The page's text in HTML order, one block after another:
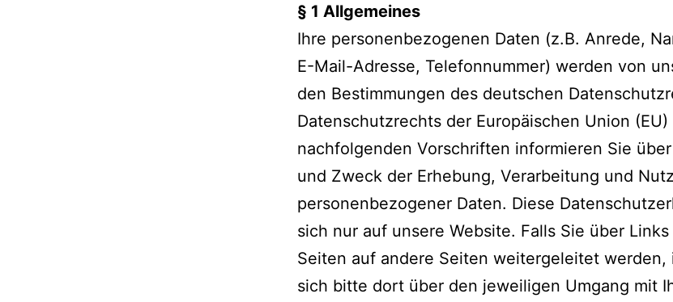
§ 1 Allgemeines
Ihre personenbezogenen Daten (z.B. Anrede,
E-Mail-Adresse, Telefonnummer) werden von
den Bestimmungen des deutschen
Datenschutzrechts der Europäischen Union
nachfolgenden Vorschriften informieren Sie
und Zweck der Erhebung, Verarbeitung und
personenbezogener Daten. Diese
sich nur auf unsere Website. Falls Sie über
Seiten auf andere Seiten weitergeleitet werden,
sich bitte dort über den jeweiligen Umgang mit